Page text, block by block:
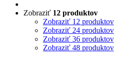
Zobraziť 12 produktov
Zobraziť 12 produktov
Zobraziť 24 produktov
Zobraziť 36 produktov
Zobraziť 48 produktov